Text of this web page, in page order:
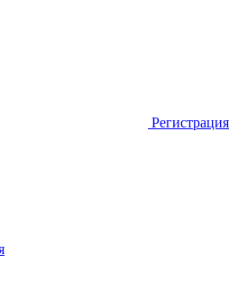
Регистрация